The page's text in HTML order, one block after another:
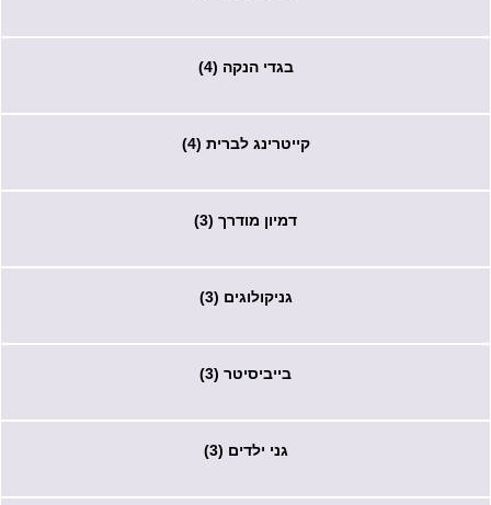
בגדי הנקה (4)
קייטרינג לברית (4)
דמיון מודרך (3)
גניקולוגים (3)
בייביסיטר (3)
גני ילדים (3)